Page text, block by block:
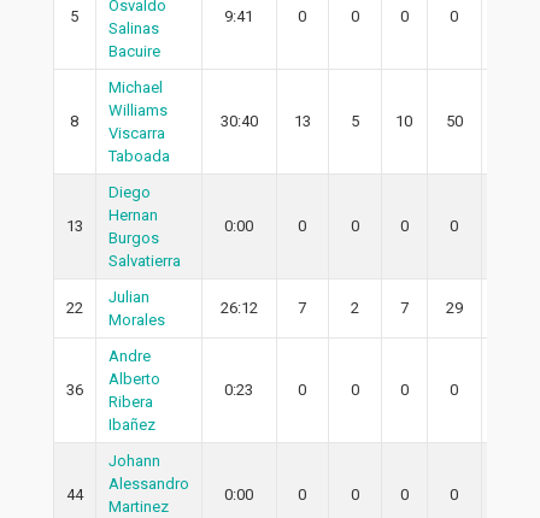
5
Osvaldo
Salinas
Bacuire
9:41 0 0 0 0
8
Michael
Williams
Viscarra
Taboada
30:40 13 5 10 50
13
Diego
Hernan
Burgos
Salvatierra
0:00 0 0 0 0
22
Julian
Morales
26:12 7 2 7 29
36
Andre
Alberto
Ribera
Ibañez
0:23 0 0 0 0
44
Johann
Alessandro
Martinez
0:00 0 0 0 0